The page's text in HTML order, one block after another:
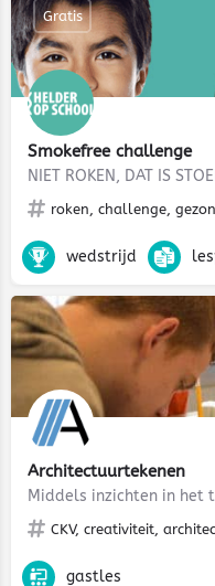
Smokefree challenge
NIET ROKEN, DAT IS
roken, challenge,
Gratis
wedstrijd
Architectuurtekenen
CKV, creativiteit,
gastles